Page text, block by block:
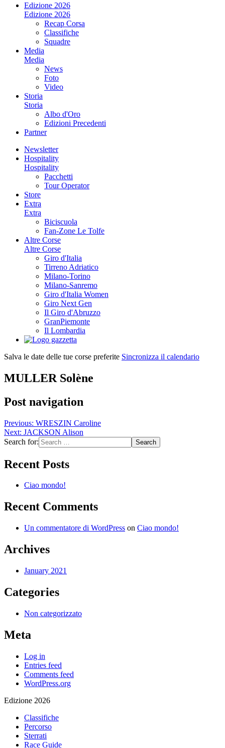
Edizione 2026
Edizione 2026
Recap Corsa
Classifiche
Squadre
Media
Media
News
Foto
Video
Storia
Storia
Albo d'Oro
Edizioni Precedenti
Partner
Newsletter
Hospitality
Hospitality
Pacchetti
Tour Operator
Store
Extra
Extra
Biciscuola
Fan-Zone Le Tolfe
Altre Corse
Altre Corse
Giro d'Italia
Tirreno Adriatico
Milano-Torino
Milano-Sanremo
Giro d'Italia Women
Giro Next Gen
Il Giro d'Abruzzo
GranPiemonte
Il Lombardia
Salva le date delle tue corse preferite Sincronizza il calendario
MULLER Solène
Post navigation
Previous: WRESZIN Caroline
Next: JACKSON Alison
Search for:
Recent Posts
Ciao mondo!
Recent Comments
Un commentatore di WordPress on Ciao mondo!
Archives
January 2021
Categories
Non categorizzato
Meta
Log in
Entries feed
Comments feed
WordPress.org
Edizione 2026
Classifiche
Percorso
Sterrati
Race Guide